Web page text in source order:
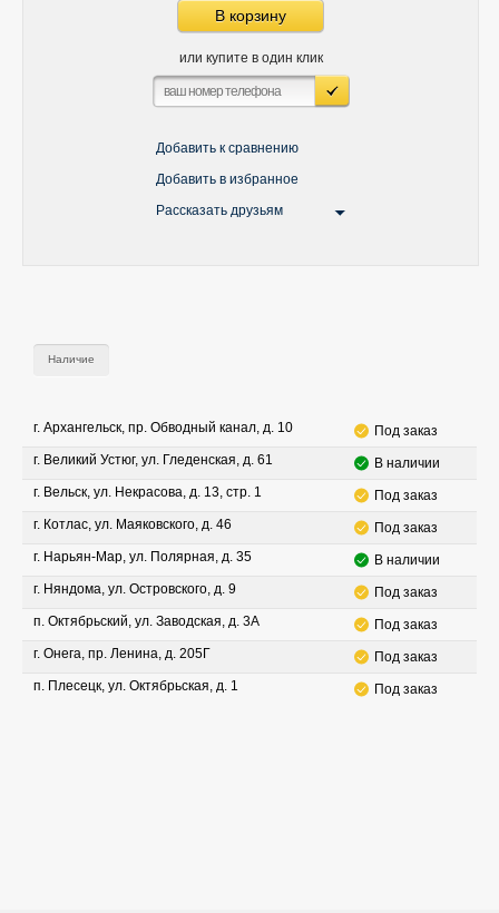
В корзину
или купите в один клик
Добавить к сравнению
Добавить в избранное
Рассказать друзьям
Наличие
г. Архангельск, пр. Обводный канал, д. 10
Под заказ
г. Великий Устюг, ул. Гледенская, д. 61
В наличии
г. Вельск, ул. Некрасова, д. 13, стр. 1
Под заказ
г. Котлас, ул. Маяковского, д. 46
Под заказ
г. Нарьян-Мар, ул. Полярная, д. 35
В наличии
г. Няндома, ул. Островского, д. 9
Под заказ
п. Октябрьский, ул. Заводская, д. 3А
Под заказ
г. Онега, пр. Ленина, д. 205Г
Под заказ
п. Плесецк, ул. Октябрьская, д. 1
Под заказ